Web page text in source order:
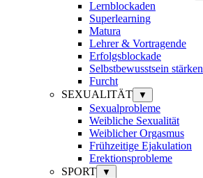
Lernblockaden
Superlearning
Matura
Lehrer & Vortragende
Erfolgsblockade
Selbstbewusstsein stärken
Furcht
SEXUALITÄT
▼
Sexualprobleme
Weibliche Sexualität
Weiblicher Orgasmus
Frühzeitige Ejakulation
Erektionsprobleme
SPORT
▼